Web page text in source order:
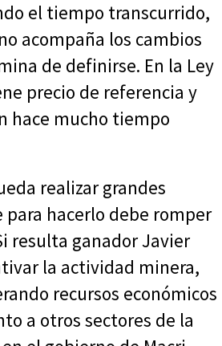
el tiempo transcurrido,
acompaña los cambios
de definirse. En la Ley
precio de referencia y
hace mucho tiempo
realizar grandes
hacerlo debe romper
resulta ganador Javier
la actividad minera,
recursos económicos
a otros sectores de la